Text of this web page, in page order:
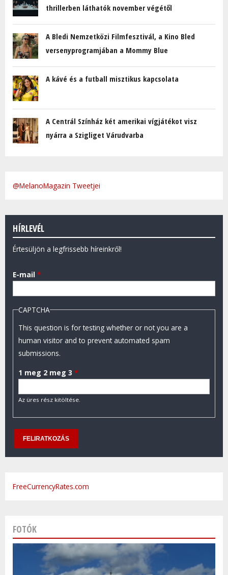
thrillerben láthatók november végétől
A Bledi Nemzetközi Filmfesztivál, a Kino Bled
versenyprogramjában a Mommy Blue
A kávé és a futball misztikus kapcsolata
A Centrál Színház két amerikai vígjátékot visz
nyárra a Szigliget Várudvarba
@MelanoMagazin Tweetjei
HÍRLEVÉL
Értesüljön a legfrissebb híreinkről!
E-mail *
CAPTCHA
This question is for testing whether or not you are a
human visitor and to prevent automated spam
submissions.
1 meg 2 meg 3 *
Az üres rész kitöltése.
FreeCurrencyRates.com
FOTÓK